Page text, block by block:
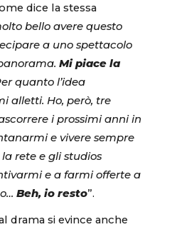
dice la stessa
bello avere questo
a uno spettacolo
Mi piace la
quanto l’idea
alletti. Ho, però, tre
i prossimi anni in
e vivere sempre
rete e gli studios
e a farmi offerte a
Beh, io resto”.
drama si evince anche